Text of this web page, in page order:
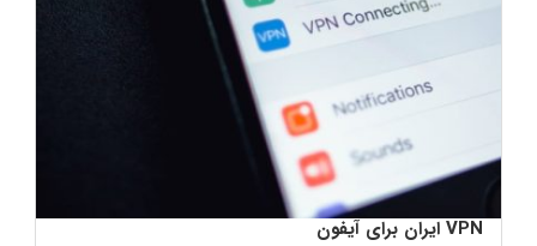
VPN ایران برای آیفون